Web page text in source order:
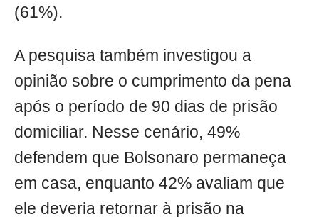
(61%).
A pesquisa também investigou a
opinião sobre o cumprimento da pena
após o período de 90 dias de prisão
domiciliar. Nesse cenário, 49%
defendem que Bolsonaro permaneça
em casa, enquanto 42% avaliam que
ele deveria retornar à prisão na